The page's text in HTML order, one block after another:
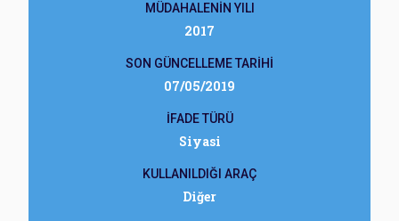
MÜDAHALENİN YILI
2017
SON GÜNCELLEME TARİHİ
07/05/2019
İFADE TÜRÜ
Siyasi
KULLANILDIĞI ARAÇ
Diğer